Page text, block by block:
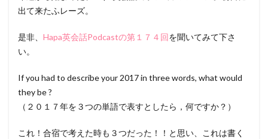
出て来たふレーズ。
是非、 Hapa英会話Podcastの第１７４回を聞いてみて下さ
い。
If you had to describe your 2017 in three words, what would
they be ?
（２０１７年を３つの単語で表すとしたら，何ですか？）
これ！合宿で考えた時も３つだった！！と思い、これは書く